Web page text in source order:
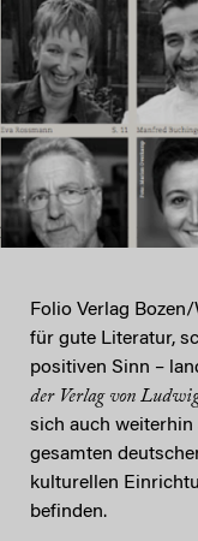
Folio Verlag
für gute Literatur,
positiven Sinn –
der Verlag von
sich auch weiterhin
gesamten
kulturellen
befinden.